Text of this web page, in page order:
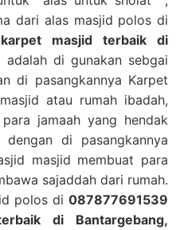
dari alas masjid polos di
masjid terbaik di
di gunakan sebgai
di pasangkannya Karpet
atau rumah ibadah,
jamaah yang hendak
di pasangkannya
masjid membuat para
sajaddah dari rumah.
polos di 087877691539
di Bantargebang,